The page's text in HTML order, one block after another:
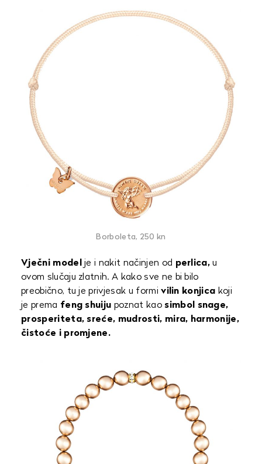
Borboleta, 250 kn
Vječni model je i nakit načinjen od perlica, u
ovom slučaju zlatnih. A kako sve ne bi bilo
preobično, tu je privjesak u formivilin konjica koji
je prema feng shuiju poznat kao simbol snage,
prosperiteta, sreće, mudrosti, mira, harmonije,
čistoće i promjene.